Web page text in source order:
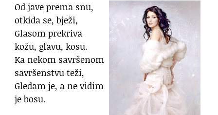
Od jave prema snu,
otkida se, bježi,
Glasom prekriva
kožu, glavu, kosu.
Ka nekom savršenom
savršenstvu teži,
Gledam je, a ne vidim
je bosu.